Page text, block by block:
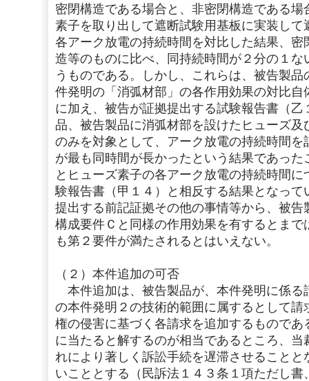
密閉構造である場合と、非密閉構造である
素子を取り出して遮断試験用基板に実装し
各アーク放電の持続時間を対比した結果、
造等のものに比べ、同持続時間が２分の１
うものである。しかし、これらは、被告製
件発明の「消弧材部」の各作用効果の対比
に加え、被告が証拠提出する試験報告書（
品、被告製品に消弧材部を設けたヒューズ
のみを対象として、アーク放電の持続時間
が最も同時間が長かったという結果であっ
とヒューズ素子の各アーク放電の持続時間
験報告書（甲１４）と相反する結果となっ
提出する前記証拠その他の事情等から、被
構成要件Ｃと同様の作用効果を有するとま
も第２要件が満たされるとはいえない。
（２）本件追加の可否
本件追加は、被告製品が、本件発明に係る
の本件発明２の技術的範囲に属するとして
権の侵害に基づく各請求を追加するもので
に当たると解するのが相当であるところ、
れにより著しく訴訟手続を遅滞させること
いこととする（民訴法１４３条１項ただし書